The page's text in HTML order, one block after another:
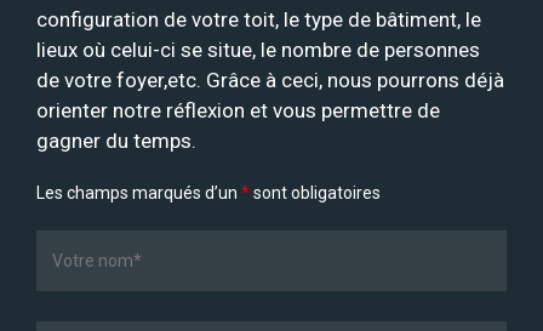
configuration de votre toit, le type de bâtiment, le
lieux où celui-ci se situe, le nombre de personnes
de votre foyer,etc. Grâce à ceci, nous pourrons déjà
orienter notre réflexion et vous permettre de
gagner du temps.
Les champs marqués d’un *sont obligatoires